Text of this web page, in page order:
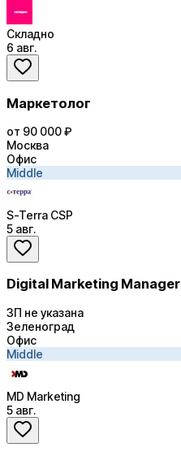
Складно
6 авг.
Маркетолог
от 90 000 ₽
Москва
Офис
Middle
S-Terra CSP
5 авг.
Digital Marketing Manager
ЗП не указана
Зеленоград
Офис
Middle
MD Marketing
5 авг.